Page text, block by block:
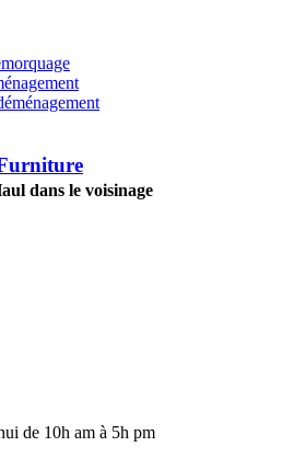
dans le voisinage
de 10h am à 5h pm